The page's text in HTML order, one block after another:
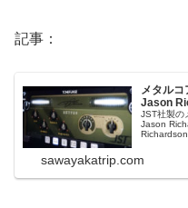
記事：
メタル
Jason
JST社製の
Jason
sawayakatrip.com